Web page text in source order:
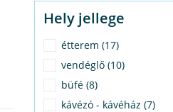
Hely jellege
étterem (17)
vendéglő (10)
büfé (8)
kávézó - kávéház (7)